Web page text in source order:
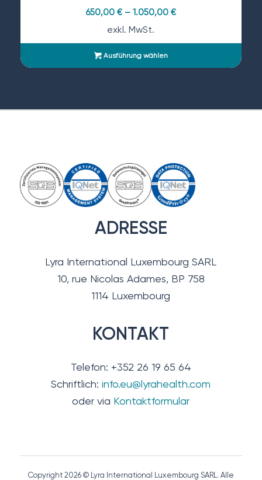
650,00 €– 1.050,00 €
exkl. MwSt.
Ausführung wählen
ADRESSE
Lyra International Luxembourg SARL
10, rue Nicolas Adames, BP 758
1114 Luxembourg
KONTAKT
Telefon: +352 26 19 65 64
Schriftlich:info.eu@lyrahealth.com
oder via Kontaktformular
Copyright 2026 © Lyra International Luxembourg SARL. Alle